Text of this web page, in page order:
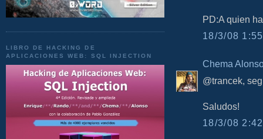
LIBRO DE HACKING DE
APLICACIONES WEB: SQL INJECTION
PD:A quien
18/3/08
Chema
@trancek,
Saludos!
18/3/08